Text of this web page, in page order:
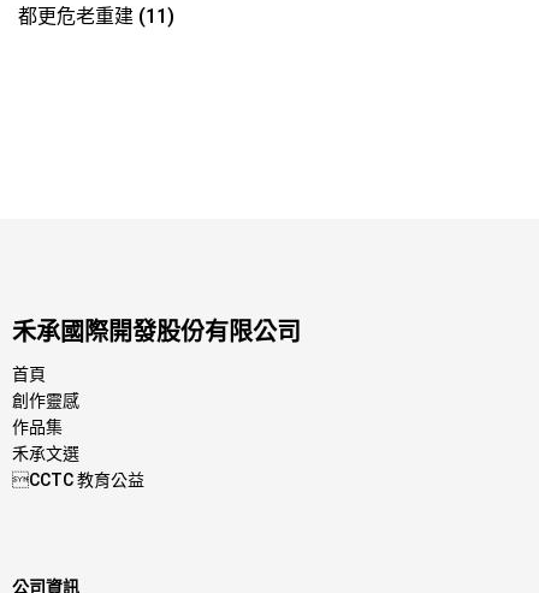
都更危老重建 (11)
禾承國際開發股份有限公司
首頁
創作靈感
作品集
禾承文選
CCTC 教育公益
公司資訊